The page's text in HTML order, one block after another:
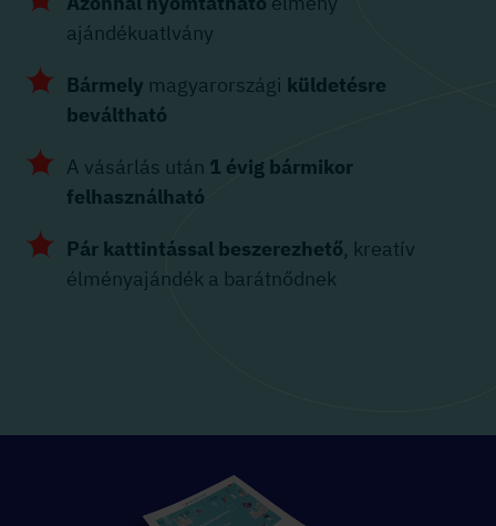
ajándékuatlvány
Bármely magyarországi küldetésre
beváltható
A vásárlás után 1 évig bármikor
felhasználható
Pár kattintással beszerezhető, kreatív
élményajándék a barátnődnek